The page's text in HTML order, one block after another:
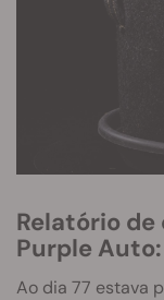
Relatório de cultivo da Granddaddy
Purple
Ao dia 77 estava